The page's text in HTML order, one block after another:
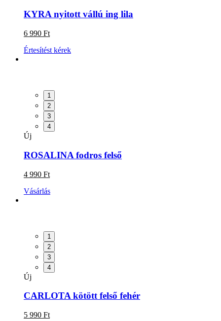
KYRA nyitott vállú ing lila
6 990 Ft
Értesítést kérek
1
2
3
4
Új
ROSALINA fodros felső
4 990 Ft
Vásárlás
1
2
3
4
Új
CARLOTA kötött felső fehér
5 990 Ft